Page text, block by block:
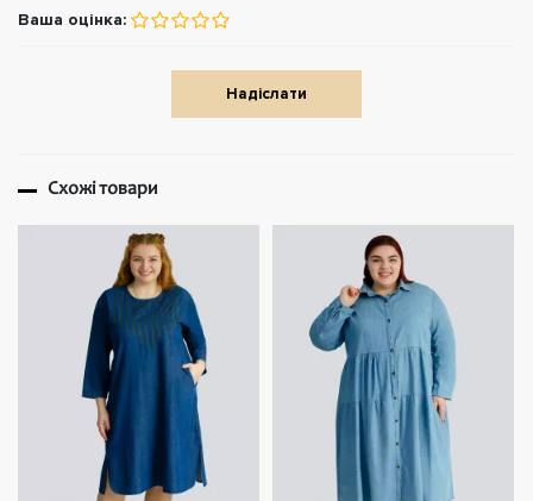
Ваша оцінка:
Надіслати
Схожі товари